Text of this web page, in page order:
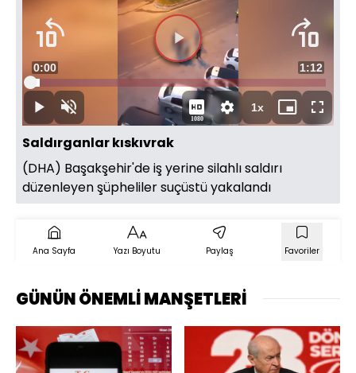
Videoyu
Oynat
OynatSesi
Aç
Süre
0:00 Toplam
Süre
1:12
1080
Yüklendi:
3.17%
1xOynatma
Hızı
Mini
oynatıcı
Tam
Ekran
Saldırganlar kıskıvrak
(DHA) Başakşehir'de iş yerine silahlı saldırı
düzenleyen şüpheliler suçüstü yakalandı
Ana Sayfa Yazı Boyutu Paylaş Favoriler
GÜNÜN ÖNEMLİ MANŞETLERİ